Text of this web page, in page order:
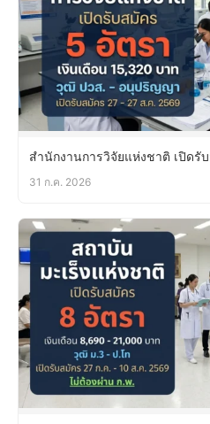
สำนักงานการวิจัยแห่งชาติ เปิดรั
31 ก.ค. 2026